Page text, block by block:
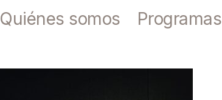
Quiénes somos Programas